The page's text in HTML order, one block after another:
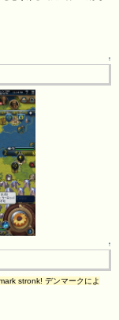
↑
↑
stronk! デンマークによ